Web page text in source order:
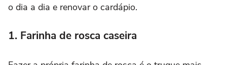
o dia a dia e renovar o cardápio.
1. Farinha de rosca caseira